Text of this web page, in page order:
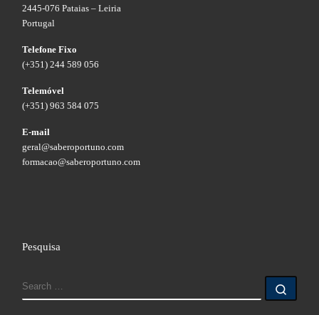
2445-076 Pataias – Leiria
Portugal
Telefone Fixo
(+351) 244 589 056
Telemóvel
(+351) 963 584 075
E-mail
geral@saberoportuno.com
formacao@saberoportuno.com
Pesquisa